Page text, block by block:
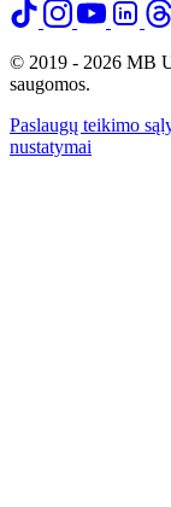
© 2019 - 2026 MB
saugomos.
Paslaugų teikimo
nustatymai